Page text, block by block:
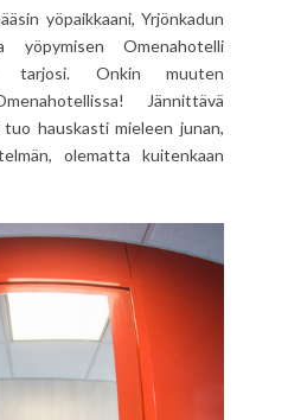
yöpaikkaani, Yrjönkadun
yöpymisen Omenahotelli
tarjosi. Onkin muuten
Jännittävä
hauskasti mieleen junan,
olematta kuitenkaan